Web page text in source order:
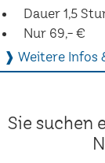
Dauer 1,5
Nur 69,- €
❱ Weitere Infos
Sie suchen